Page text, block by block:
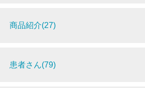
商品紹介(27)
患者さん(79)